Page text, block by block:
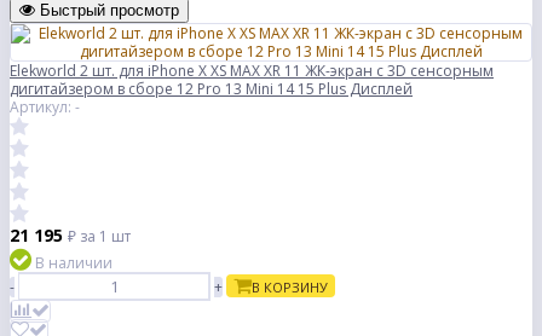
Быстрый просмотр
Elekworld 2 шт. для iPhone X XS MAX XR 11 ЖК-экран с 3D сенсорным
дигитайзером в сборе 12 Pro 13 Mini 14 15 Plus Дисплей
Артикул: -
21 195 ₽ за 1 шт
В наличии
-
+ В КОРЗИНУ